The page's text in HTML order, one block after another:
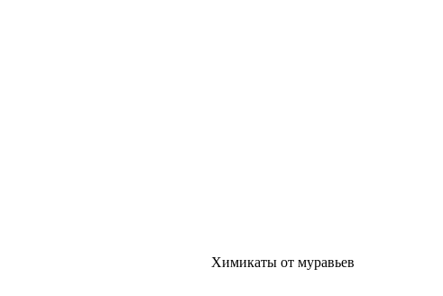
Химикаты от муравьев